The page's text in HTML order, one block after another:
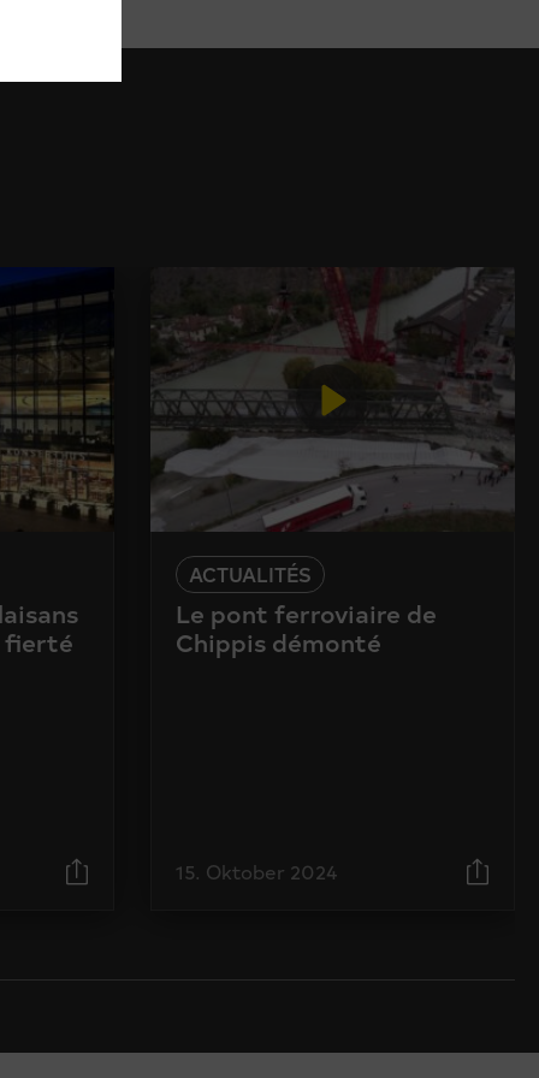
fierté
ACTUALITÉS
Le pont ferroviaire de
Chippis démonté
15. Oktober 2024